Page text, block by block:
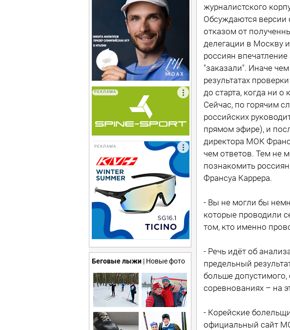
РЕКЛАМА
РЕКЛАМА
Беговые лыжи | Новые фото
журналистского
Обсуждаются версии
отказом от
делегации в Москву
россиян
"заказали". Иначе
результатах
до старта, когда ни
Сейчас, по горячим
российских
прямом эфире), и
директора МОК
чем ответов. Тем не
познакомить
Франсуа Каррера.
- Вы не могли бы
которые проводили
том, кто именно
- Речь идёт об
предельный
больше допустимого,
соревнованиях – на
- Корейские
официальный сайт